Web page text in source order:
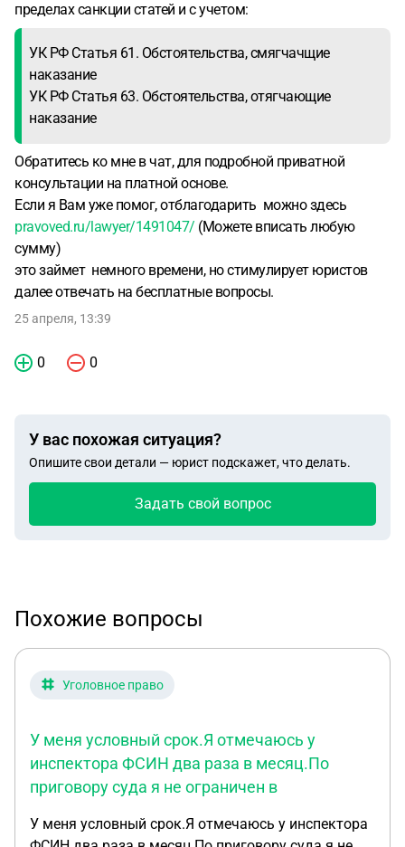
пределах санкции статей и с учетом:
УК РФ Статья 61. Обстоятельства, смягчачщие
наказание
УК РФ Статья 63. Обстоятельства, отягчающие
наказание
Обратитесь ко мне в чат, для подробной приватной
консультации на платной основе.
Если я Вам уже помог, отблагодарить можно здесь
pravoved.ru/lawyer/1491047/ (Можете вписать любую
сумму)
это займет немного времени, но стимулирует юристов
далее отвечать на бесплатные вопросы.
25 апреля, 13:39
0 0
У вас похожая ситуация?
Опишите свои детали — юрист подскажет, что делать.
Задать свой вопрос
Похожие вопросы
Уголовное право
У меня условный срок.Я отмечаюсь у
инспектора ФСИН два раза в месяц.По
приговору суда я не ограничен в
У меня условный срок.Я отмечаюсь у инспектора